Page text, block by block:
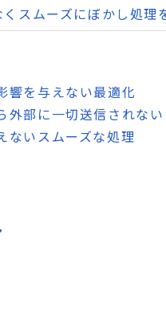
スムーズにぼかし処理
響を与えない最適化
外部に一切送信されない
ないスムーズな処理